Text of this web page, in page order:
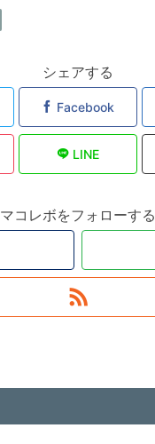
シェアする
Facebook
LINE
マコレボをフォローする